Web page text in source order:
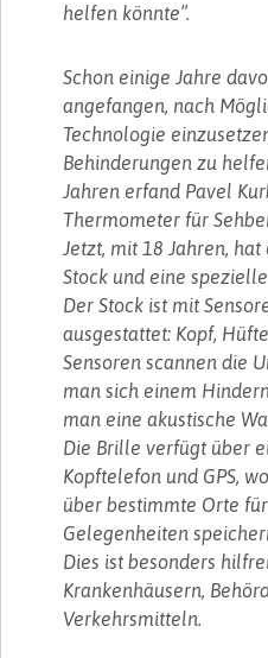
helfen könnte”.
Schon einige Jahre
angefangen, nach
Technologie
Behinderungen zu
Jahren erfand Pavel
Thermometer für
Jetzt, mit 18 Jahren,
Stock und eine
Der Stock ist mit
ausgestattet: Kopf,
Sensoren scannen die
man sich einem
man eine akustische
Die Brille verfügt über
Kopftelefon und GPS,
über bestimmte Orte
Gelegenheiten
Dies ist besonders
Krankenhäusern,
Verkehrsmitteln.